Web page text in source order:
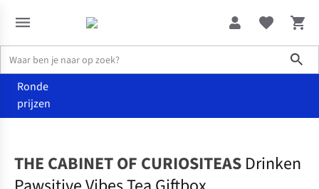
Ronde
prijzen
THE CABINET OF CURIOSITEAS Drinken